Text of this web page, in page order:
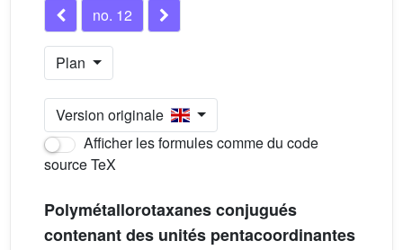
no. 12
Plan
Version originale
Afficher les formules comme du code
source TeX
Polymétallorotaxanes conjugués
contenant des unités pentacoordinantes